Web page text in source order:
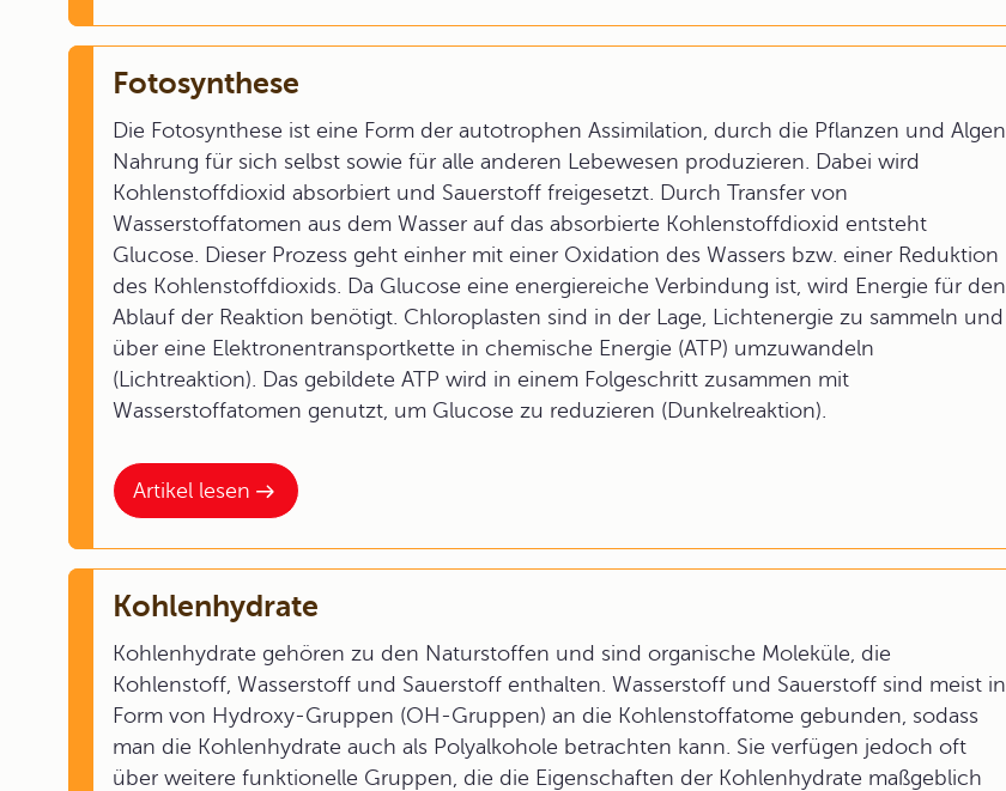
Artikel lesen
Fotosynthese
Die Fotosynthese ist eine Form der autotrophen Assimilation, durch die Pflanzen und Algen
Nahrung für sich selbst sowie für alle anderen Lebewesen produzieren. Dabei wird
Kohlenstoffdioxid absorbiert und Sauerstoff freigesetzt. Durch Transfer von
Wasserstoffatomen aus dem Wasser auf das absorbierte Kohlenstoffdioxid entsteht
Glucose. Dieser Prozess geht einher mit einer Oxidation des Wassers bzw. einer Reduktion
des Kohlenstoffdioxids. Da Glucose eine energiereiche Verbindung ist, wird Energie für den
Ablauf der Reaktion benötigt. Chloroplasten sind in der Lage, Lichtenergie zu sammeln und
über eine Elektronentransportkette in chemische Energie (ATP) umzuwandeln
(Lichtreaktion). Das gebildete ATP wird in einem Folgeschritt zusammen mit
Wasserstoffatomen genutzt, um Glucose zu reduzieren (Dunkelreaktion).
Kohlenhydrate
Kohlenhydrate gehören zu den Naturstoffen und sind organische Moleküle, die
Kohlenstoff, Wasserstoff und Sauerstoff enthalten. Wasserstoff und Sauerstoff sind meist in
Form von Hydroxy-Gruppen (OH-Gruppen) an die Kohlenstoffatome gebunden, sodass
man die Kohlenhydrate auch als Polyalkohole betrachten kann. Sie verfügen jedoch oft
über weitere funktionelle Gruppen, die die Eigenschaften der Kohlenhydrate maßgeblich